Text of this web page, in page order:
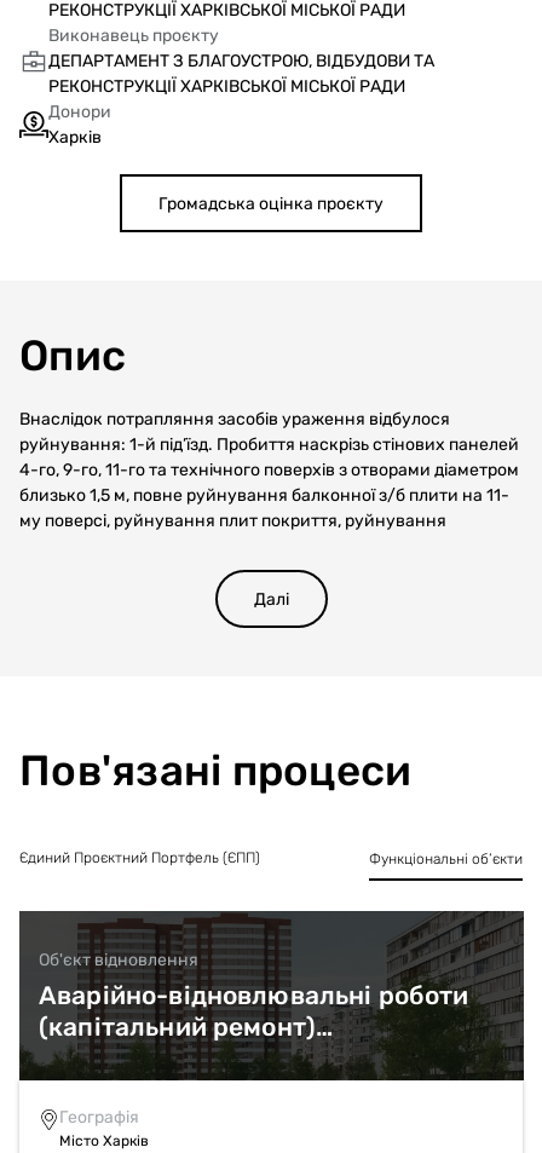
РЕКОНСТРУКЦІЇ ХАРКІВСЬКОЇ МІСЬКОЇ РАДИ
Виконавець проєкту
ДЕПАРТАМЕНТ З БЛАГОУСТРОЮ, ВІДБУДОВИ ТА
РЕКОНСТРУКЦІЇ ХАРКІВСЬКОЇ МІСЬКОЇ РАДИ
Донори
Харків
Громадська оцінка проєкту
Опис
Внаслідок потрапляння засобів ураження відбулося
руйнування: 1-й під’їзд. Пробиття наскрізь стінових панелей
4-го, 9-го, 11-го та технічного поверхів з отворами діаметром
близько 1,5 м, повне руйнування балконної з/б плити на 11-
му поверсі, руйнування плит покриття, руйнування
стінових панелей 6-го, 7-го поверхів та повне
вигорання житлових квартир з 8-16 поверхи, руйнування
плит покриття, руйнування вентиляційних каналів.
обстеження експлуатується.
Далі
Пов'язані процеси
Єдиний Проєктний Портфель (ЄПП) Функціональні об’єкти
Об'єкт відновлення
Аварійно-відновлювальні роботи
(капітальний ремонт)
багатоквартирного житлового
будинку по вул. Ужвій Наталії, 60 в
м. Харків.
Географія
Місто Харків